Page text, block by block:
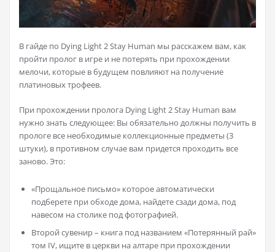
В гайде по Dying Light 2 Stay Human мы расскажем вам, как
пройти пролог в игре и не потерять при прохождении
мелочи, которые в будущем повлияют на получение
платиновых трофеев.
При прохождении пролога Dying Light 2 Stay Human вам
нужно знать следующее: Вы обязательно должны получить в
прологе все необходимые коллекционные предметы (3
штуки), в противном случае вам придется проходить все
заново. Это:
«Прощальное письмо» которое автоматически
подберете при обходе дома, найдете сзади дома, под
навесом на столике под фотографией.
Второй сувенир – книга под названием «Потерянный рай»
том IV, ищите в церкви на алтаре при прохождении